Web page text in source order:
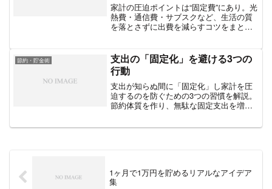
家計の圧迫ポイントは“固定費”にあり。光
熱費・通信費・サブスクなど、生活の質
を落とさずに出費を減らすコツをまとめ
節約・貯金術
支出の「固定化」を避ける3つの
行動
支出が知らぬ間に「固定化」し家計を圧
迫するのを防ぐための3つの習慣を解説。
節約体質を作り、無駄な固定支出を増や
1ヶ月で1万円を貯めるリアルなアイデア
集